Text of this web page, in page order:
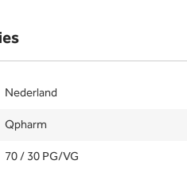
Nederland
Qpharm
70 / 30 PG/VG